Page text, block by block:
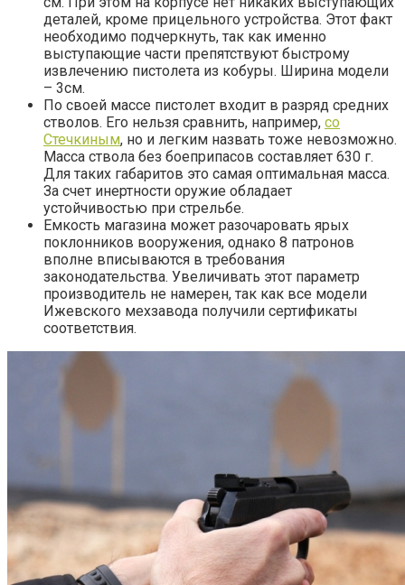
деталей, кроме прицельного устройства. Этот факт
необходимо подчеркнуть, так как именно
выступающие части препятствуют быстрому
извлечению пистолета из кобуры. Ширина модели
– 3см.
По своей массе пистолет входит в разряд средних
стволов. Его нельзя сравнить, например, со
Стечкиным, но и легким назвать тоже невозможно.
Масса ствола без боеприпасов составляет 630 г.
Для таких габаритов это самая оптимальная масса.
За счет инертности оружие обладает
устойчивостью при стрельбе.
Емкость магазина может разочаровать ярых
поклонников вооружения, однако 8 патронов
вполне вписываются в требования
законодательства. Увеличивать этот параметр
производитель не намерен, так как все модели
Ижевского мехзавода получили сертификаты
соответствия.